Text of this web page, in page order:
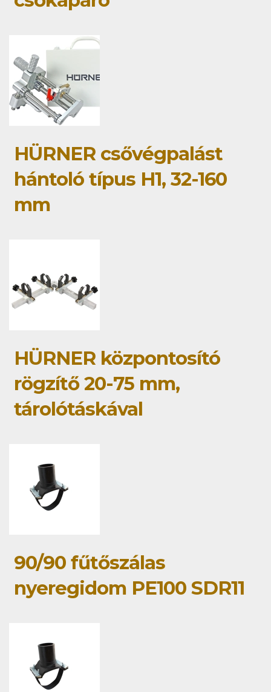
HÜRNER csővégpalást
hántoló típus H1, 32-160
mm
HÜRNER központosító
rögzítő 20-75 mm,
tárolótáskával
90/90 fűtőszálas
nyeregidom PE100 SDR11